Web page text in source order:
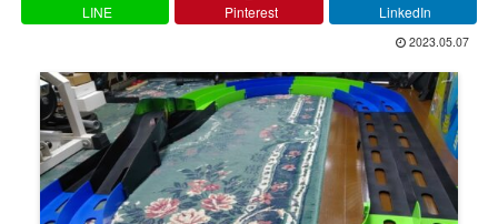
LINE Pinterest LinkedIn
2023.05.07